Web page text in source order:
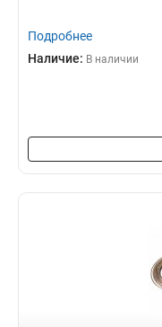
Подробнее
Наличие: В наличии